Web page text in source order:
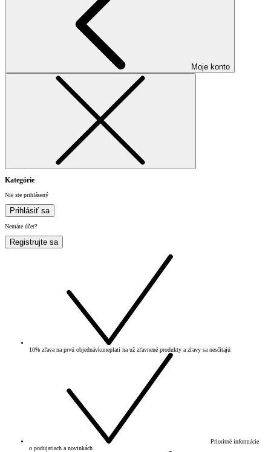
Moje konto
Kategórie
Nie ste prihlásený
Prihlásiť sa
Nemáte účet?
Registrujte sa
10% zľava na prvú objednávkuneplatí na už zľavnené produkty a zľavy sa nesčítajú
Prioritné informácie
o podujatiach a novinkách